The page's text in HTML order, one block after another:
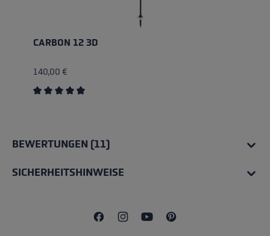
CARBON 12 3D
140,00 €
BEWERTUNGEN (11)
SICHERHEITSHINWEISE